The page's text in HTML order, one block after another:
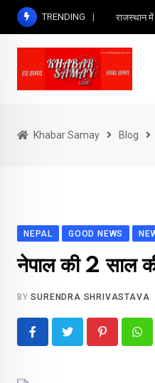
Skip
content
TRENDING राजस्थान में
Khabar Samay Blog
NEPAL GOOD NEWS
नेपाल की 2 साल
BYSURENDRA SHRIVASTAVA
Pinterest